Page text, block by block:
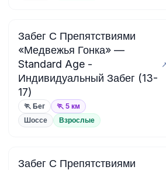
Забег С Препятствиями
«Медвежья Гонка» —
Standard Age -
Индивидуальный Забег (13-
17)
🏃 Бег 🏃 5 км
Шоссе Взрослые
Забег С Препятствиями